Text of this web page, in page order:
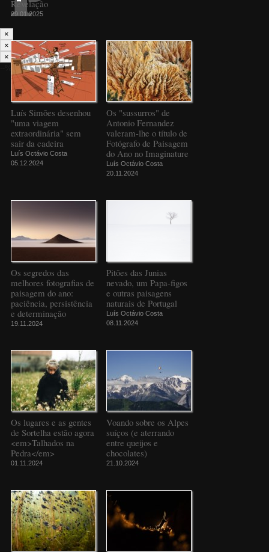
Revelação
29.01.2025
Luís Simões desenhou
"uma viagem
extraordinária" sem
sair da cadeira
Luís Octávio Costa
05.12.2024
Os "sussurros" de
Antonio Fernandez
valeram-lhe o título de
Fotógrafo de Paisagem
do Ano no Imaginature
Luís Octávio Costa
20.11.2024
Os segredos das
melhores fotografias de
paisagem do ano:
paciência, persistência
e determinação
19.11.2024
Pitões das Junias
nevado, um Papa-figos
e outras paisagens
naturais de Portugal
Luís Octávio Costa
08.11.2024
Os lugares e as gentes
de Sortelha estão agora
<em>Talhados na
Pedra</em>
01.11.2024
Voando sobre os Alpes
suíços (e aterrando
entre queijos e
chocolates)
21.10.2024
×
×
×
--%>